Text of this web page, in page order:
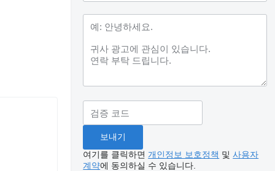
여기를 클릭하면 개인정보 보호정책 및사용자
계약에 동의하실 수 있습니다.